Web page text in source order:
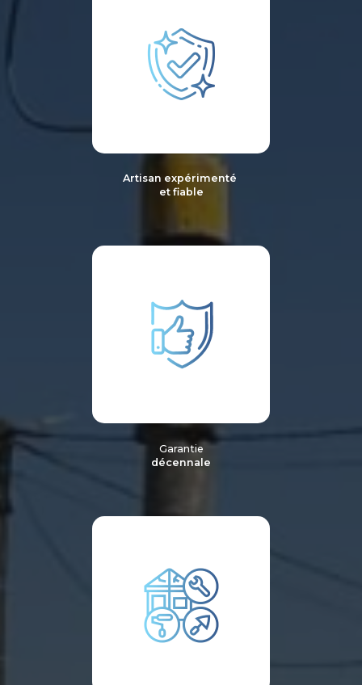
Artisan expérimenté
et fiable
Garantie
décennale